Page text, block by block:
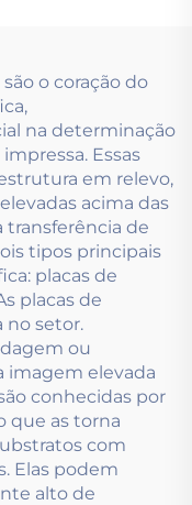
o coração do
na determinação
Essas
em relevo,
acima das
transferência de
tipos principais
placas de
placas de
no setor.
ou
imagem elevada
conhecidas por
que as torna
com
Elas podem
alto de